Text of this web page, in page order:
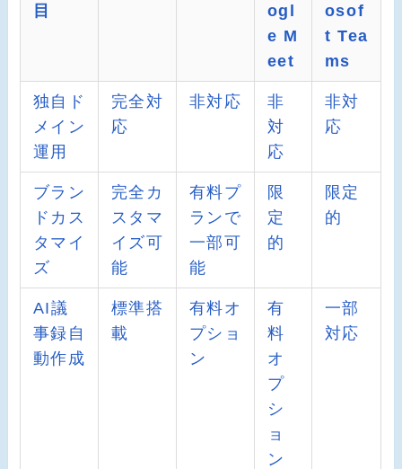
目
ogl
e M
eet
osof
t Tea
ms
独自ド
メイン
運用
完全対
応
非対応
非
対
応
非対
応
ブラン
ドカス
タマイ
ズ
完全カ
スタマ
イズ可
能
有料プ
ランで
一部可
能
限
定
的
限定
的
AI議
事録自
動作成
標準搭
載
有料オ
プショ
ン
有
料
オ
プ
シ
ョ
ン
一部
対応